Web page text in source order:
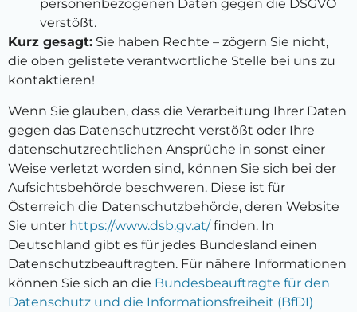
personenbezogenen Daten gegen die DSGVO
verstößt.
Kurz gesagt: Sie haben Rechte – zögern Sie nicht,
die oben gelistete verantwortliche Stelle bei uns zu
kontaktieren!
Wenn Sie glauben, dass die Verarbeitung Ihrer Daten
gegen das Datenschutzrecht verstößt oder Ihre
datenschutzrechtlichen Ansprüche in sonst einer
Weise verletzt worden sind, können Sie sich bei der
Aufsichtsbehörde beschweren. Diese ist für
Österreich die Datenschutzbehörde, deren Website
Sie unter https://www.dsb.gv.at/finden. In
Deutschland gibt es für jedes Bundesland einen
Datenschutzbeauftragten. Für nähere Informationen
können Sie sich an die Bundesbeauftragte für den
Datenschutz und die Informationsfreiheit (BfDI)